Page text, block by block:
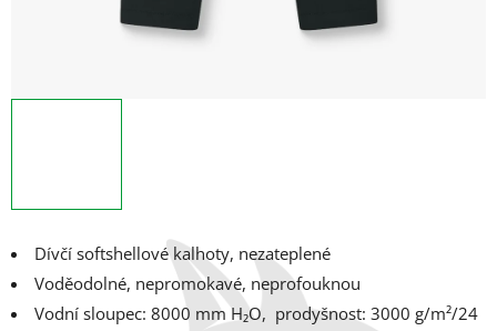
Dívčí softshellové kalhoty, nezateplené
Voděodolné, nepromokavé, neprofouknou
Vodní sloupec: 8000 mm H₂O, prodyšnost: 3000 g/m²/24